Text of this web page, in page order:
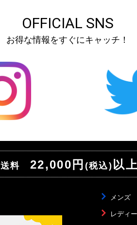
OFFICIAL SNS
お得な情報をすぐにキャッチ！
送料 22,000円 (税込) 以上
メンズ
レディ